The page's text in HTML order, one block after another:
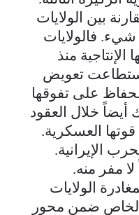
بين الولايات
فالولايات
الإنتاجية منذ
تعويض
على تفوقها
أيضاً خلال العقود
العسكرية.
الإيرانية.
لا مفر منه.
الولايات
الخاص ضمن محور